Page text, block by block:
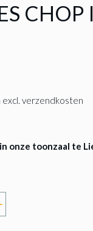
CHOP
excl. verzendkosten
onze toonzaal te